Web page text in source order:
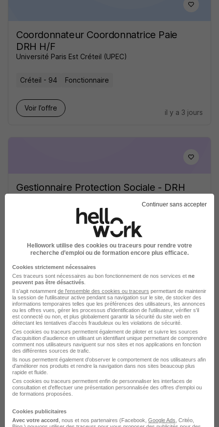
Coordonnateur Coordonnatrice Paie
DRH H/F
Université Paris Est Créteil (UPEC)
Créteil - 94 Fonctionnaire
Voir l’offre
il y a 3 jours
Gestionnaire Protection Sociale - DRH
Directeur des Ressources Humaines
Indépendant H/F
DRH-ACTIVE
Paris 1er - 75 Franchise
30 000 - 110 000 € / an
Continuer sans accepter
Hellowork utilise des cookies ou traceurs pour rendre votre
recherche d’emploi ou de formation encore plus efficace.
Cookies strictement nécessaires
Ces traceurs sont nécessaires au bon fonctionnement de nos services et ne
peuvent pas être désactivés
Il s'agit notamment de l'ensemble des cookies ou traceurs permettant de maintenir
la session de l'utilisateur active pendant sa navigation sur le site, de stocker des
informations temporaires telles que les préférences des utilisateurs, les annonces
ou les offres vues, gérer les processus d'identification de l'utilisateur, vérifier s'il
est connecté ou non, et plus globalement garantir la sécurité du site web en
détectant les tentatives d'accès frauduleux ou les violations de sécurité.
Ces cookies ou traceurs permettent également de piloter et suivre les sources
d'acquisition d'audience en utilisant un identifiant unique permettant de comprendre
comment nos utilisateurs naviguent sur nos sites et nos applications en fonction
des différentes sources de trafic.
Ils nous permettent également d’observer le comportement de nos utilisateurs afin
d'améliorer nos produits et rendre la navigation dans nos sites beaucoup plus
rapide et fluide.
Ces cookies ou traceurs permettent enfin de personnaliser les interfaces de
consultation et d'effectuer une présentation personnalisée des offres d'emploi ou
de formations proposées.
Cookies publicitaires
Avec votre accord , nous et nos partenaires (Facebook, Google Ads , Critéo,